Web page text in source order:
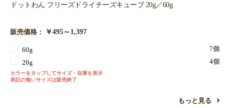
ドットわん フリーズドライチーズキューブ 20g／60g
販売価格： ￥495～1,397
60g
7個
20g
4個
カラーをタップしてサイズ・在庫を表示
表記の無いサイズは販売終了
もっと見る